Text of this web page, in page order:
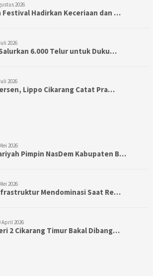
2026
Festival Hadirkan Keceriaan dan …
2026
6.000 Telur untuk Duku…
2026
Lippo Cikarang Catat Pra…
2026
Pimpin NasDem Kabupaten B…
2026
Mendominasi Saat Re…
April 2026
2 Cikarang Timur Bakal Dibang…